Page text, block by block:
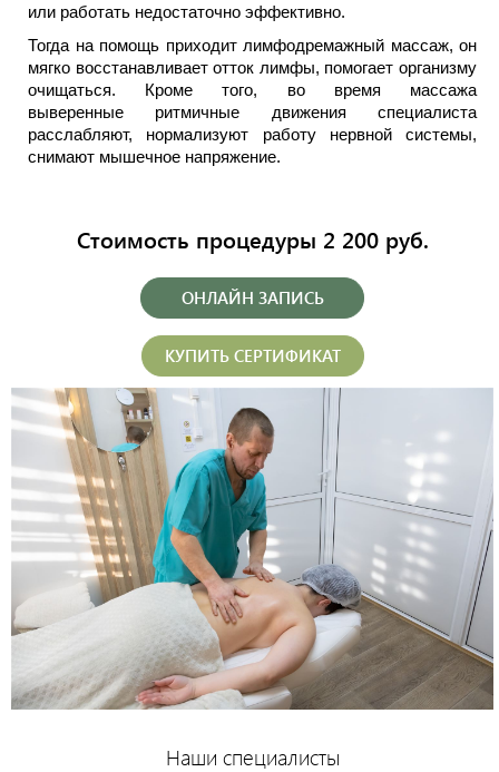
или работать недостаточно эффективно.
Тогда на помощь приходит лимфодремажный массаж, он
мягко восстанавливает отток лимфы, помогает организму
очищаться. Кроме того, во время массажа
выверенные ритмичные движения специалиста
расслабляют, нормализуют работу нервной системы,
снимают мышечное напряжение.
Стоимость процедуры 2 200 руб.
ОНЛАЙН ЗАПИСЬ
КУПИТЬ СЕРТИФИКАТ
Наши специалисты